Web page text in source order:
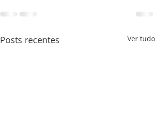
Posts recentes Ver tudo